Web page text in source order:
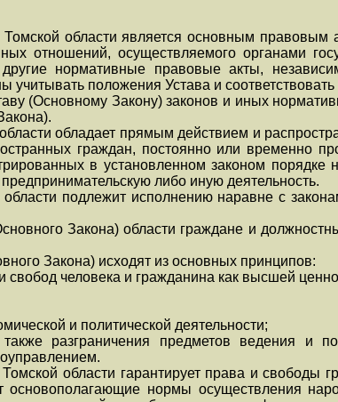
области является основным правовым
отношений, осуществляемого органами
другие нормативные правовые акты,
учитывать положения Устава и соответствовать
(Основному Закону) законов и иных
обладает прямым действием и
граждан, постоянно или временно
в установленном законом
либо иную деятельность.
подлежит исполнению наравне с
Закона) области граждане и
Закона) исходят из основных принципов:
человека и гражданина как высшей
и политической деятельности;
разграничения предметов ведения и
области гарантирует права и свободы
основополагающие нормы осуществления